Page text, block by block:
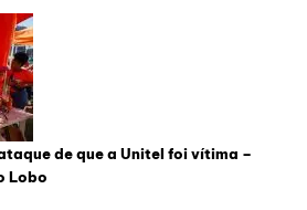
de que a Unitel foi vítima –
Lobo